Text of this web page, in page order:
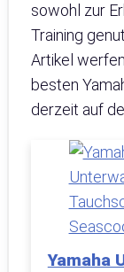
sowohl zur
Training
Artikel
besten
derzeit auf
Yamaha